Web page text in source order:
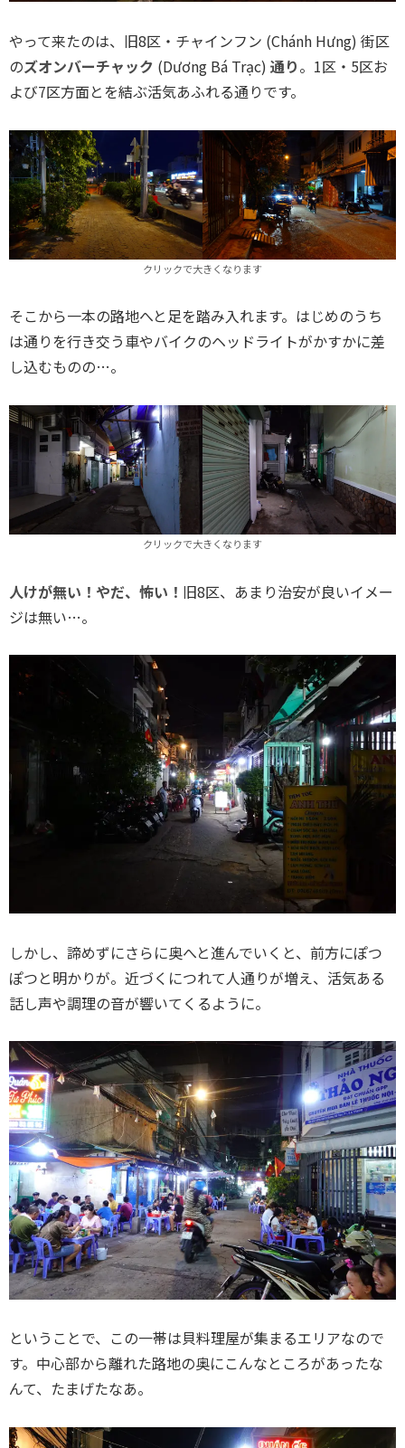
やって来たのは、旧8区・チャインフン (Chánh Hưng) 街区
のズオンバーチャック (Dương Bá Trạc) 通り。1区・5区お
よび7区方面とを結ぶ活気あふれる通りです。
クリックで大きくなります
そこから一本の路地へと足を踏み入れます。はじめのうち
は通りを行き交う車やバイクのヘッドライトがかすかに差
し込むものの…。
クリックで大きくなります
人けが無い！やだ、怖い！ 旧8区、あまり治安が良いイメー
ジは無い…。
しかし、諦めずにさらに奥へと進んでいくと、前方にぽつ
ぽつと明かりが。近づくにつれて人通りが増え、活気ある
話し声や調理の音が響いてくるように。
ということで、この一帯は貝料理屋が集まるエリアなので
す。中心部から離れた路地の奥にこんなところがあったな
んて、たまげたなあ。